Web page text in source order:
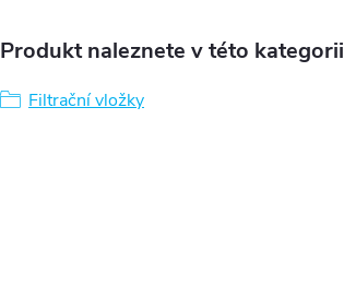
Produkt naleznete v této kategorii
Filtrační vložky